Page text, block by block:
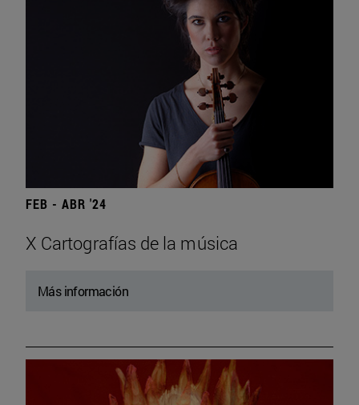
FEB - ABR '24
X Cartografías de la música
Más información